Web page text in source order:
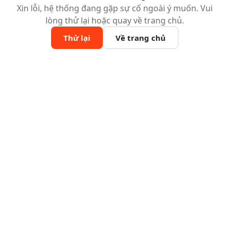
Xin lỗi, hệ thống đang gặp sự cố ngoài ý muốn. Vui
lòng thử lại hoặc quay về trang chủ.
Thử lại Về trang chủ